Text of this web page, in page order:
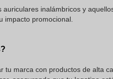
inalámbricos y
impacto promocional.
tu marca con productos de alta